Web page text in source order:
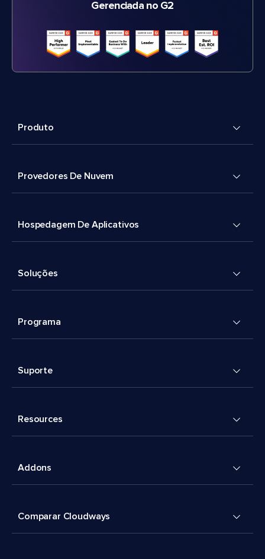
Gerenciada no G2
Produto
Provedores De Nuvem
Hospedagem De Aplicativos
Soluções
Programa
Suporte
Resources
Addons
Comparar Cloudways